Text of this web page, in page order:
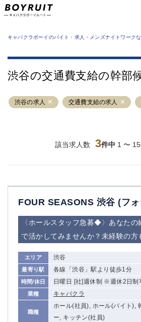
業種から探す
運営者情報
サイトマップ
キャバクラボーイのバイト・求人・メンズナイトワーク
渋谷の交通費支給の幹部
渋谷の求人 交通費支給の求人
該当求人数 3件中 1 〜
FOUR SEASONS 渋谷 (フ
〈ホールスタッフ急募◆〉あなたの
で活かしてみませんか？未経験の方
エリア 渋谷
最寄り駅 各線「渋谷」駅より徒歩1分
時間/休日 日曜日 [社]週休制 ※週休2日制
業種 キャバクラ
職種
ホール(社員), ホール(バイト),
ー, キッチン(社員)
六本木
池袋
吉祥寺
練馬
恵比寿
蒲田
北千住
①六本木 ②西麻布
大山
赤羽
品川
蒲田東口
立川（南口）
新宿
浜松町
西葛西
中野
中目黒
ひばりヶ丘（北口）
学芸大学